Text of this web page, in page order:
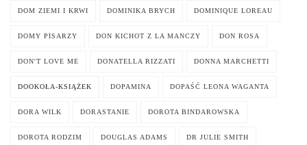
DOM ZIEMI I KRWI DOMINIKA BRYCH DOMINIQUE LOREAU
DOMY PISARZY DON KICHOT Z LA MANCZY DON ROSA
DON'T LOVE ME DONATELLA RIZZATI DONNA MARCHETTI
DOOKOŁA-KSIĄŻEK DOPAMINA DOPAŚĆ LEONA WAGANTA
DORA WILK DORASTANIE DOROTA BINDAROWSKA
DOROTA RODZIM DOUGLAS ADAMS DR JULIE SMITH